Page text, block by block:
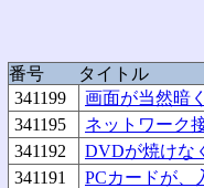
番号
タイトル
341199
画面が当然暗
341195
ネットワーク
341192
DVDが焼けな
341191
PCカードが